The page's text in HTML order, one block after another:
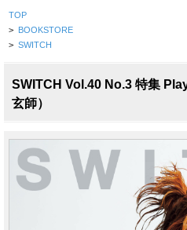
TOP
> BOOKSTORE
> SWITCH
SWITCH Vol.40 No.3 特集
玄師）